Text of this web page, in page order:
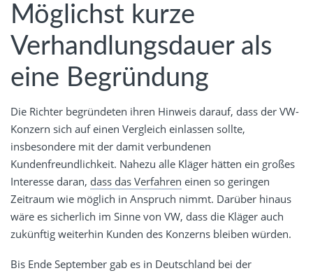
Möglichst kurze
Verhandlungsdauer als
eine Begründung
Die Richter begründeten ihren Hinweis darauf, dass der VW-
Konzern sich auf einen Vergleich einlassen sollte,
insbesondere mit der damit verbundenen
Kundenfreundlichkeit. Nahezu alle Kläger hätten ein großes
Interesse daran, dass das Verfahren einen so geringen
Zeitraum wie möglich in Anspruch nimmt. Darüber hinaus
wäre es sicherlich im Sinne von VW, dass die Kläger auch
zukünftig weiterhin Kunden des Konzerns bleiben würden.
Bis Ende September gab es in Deutschland bei der